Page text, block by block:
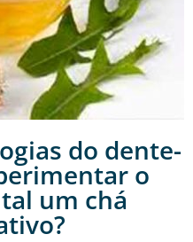
do dente-
o
um chá